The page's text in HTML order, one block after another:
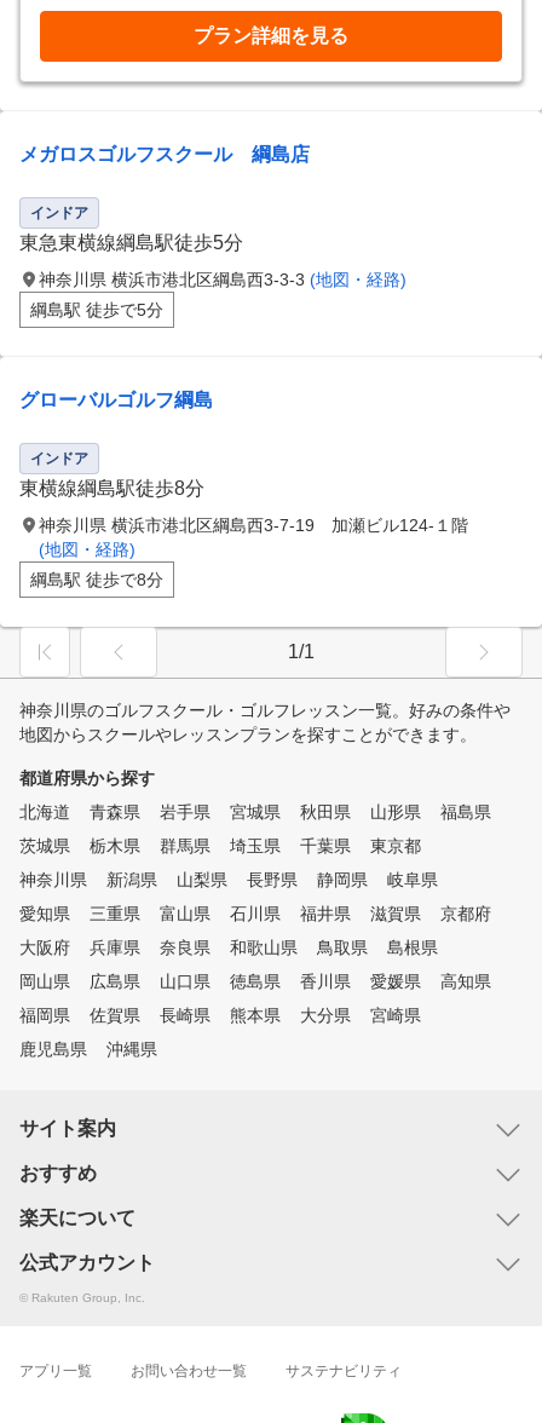
プラン詳細を見る
メガロスゴルフスクール 綱島店
インドア
東急東横線綱島駅徒歩5分
神奈川県 横浜市港北区綱島西3-3-3 (地図・経路)
綱島駅 徒歩で5分
グローバルゴルフ綱島
インドア
東横線綱島駅徒歩8分
神奈川県 横浜市港北区綱島西3-7-19 加瀬ビル124-１階
(地図・経路)
綱島駅 徒歩で8分
1/1
神奈川県のゴルフスクール・ゴルフレッスン一覧。好みの条件や
地図からスクールやレッスンプランを探すことができます。
都道府県から探す
北海道
青森県 岩手県 宮城県 秋田県 山形県
福島県
茨城県
栃木県 群馬県 埼玉県 千葉県
東京都
神奈川県
新潟県 山梨県 長野県 静岡県
岐阜県
愛知県
三重県 富山県 石川県 福井県 滋賀県
京都府
大阪府
兵庫県 奈良県 和歌山県 鳥取県
島根県
岡山県
広島県 山口県 徳島県 香川県 愛媛県
高知県
福岡県
佐賀県 長崎県 熊本県 大分県
宮崎県
鹿児島県
沖縄県
サイト案内
おすすめ
楽天について
公式アカウント
© Rakuten Group, Inc.
アプリ一覧 お問い合わせ一覧 サステナビリティ